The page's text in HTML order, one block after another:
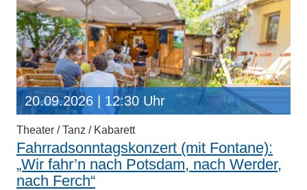
20.09.2026 | 12:30 Uhr
Theater / Tanz / Kabarett
Fahrradsonntagskonzert (mit Fontane):
„Wir fahr’n nach Potsdam, nach Werder,
nach Ferch“